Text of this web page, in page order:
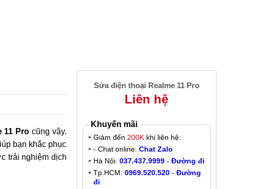
11 Pro cũng vậy.
bạn khắc phục
trải nghiệm dịch
Sửa điện thoại Realme 11 Pro
Liên hệ
Khuyến mãi
Giảm đến 200Kkhi liên hệ:
- Chat online: Chat Zalo
Hà Nội: 037.437.9999- Đường đi
Tp.HCM: 0969.520.520- Đường
đi